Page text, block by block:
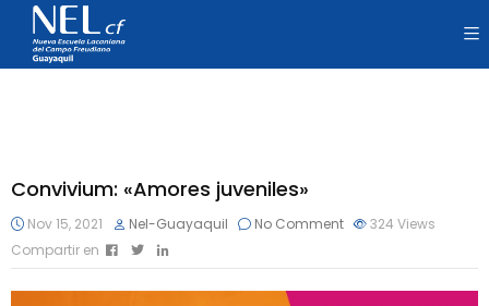
Convivium: «Amores juveniles»
Nov 15, 2021 Nel-Guayaquil No Comment 324 Views
Compartir en